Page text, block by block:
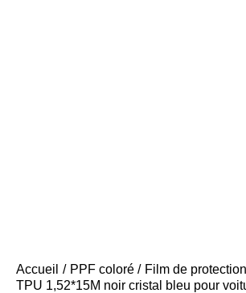
Accueil PPF coloré
Film de
TPU 1,52*15M noir cristal bleu pour